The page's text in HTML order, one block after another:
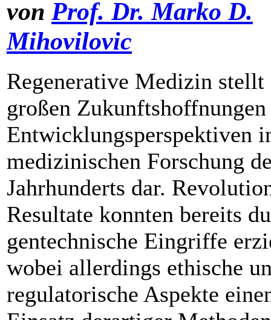
von Prof. Dr. Marko D.
Mihovilovic
Regenerative Medizin stellt
großen
Entwicklungsperspektiven
medizinischen Forschung
Jahrhunderts dar.
Resultate konnten bereits
gentechnische Eingriffe
­wobei allerdings ethische
regulatorische Aspekte